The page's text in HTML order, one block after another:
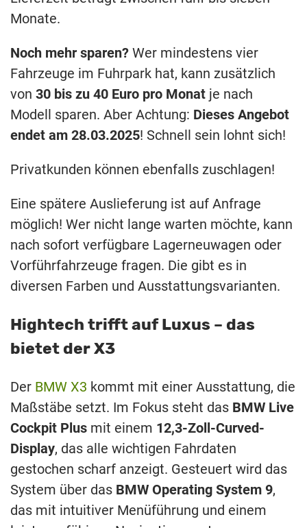
Monate.
Noch mehr sparen? Wer mindestens vier
Fahrzeuge im Fuhrpark hat, kann zusätzlich
von 30 bis zu 40 Euro pro Monat je nach
Modell sparen. Aber Achtung: Dieses Angebot
endet am 28.03.2025! Schnell sein lohnt sich!
Privatkunden können ebenfalls zuschlagen!
Eine spätere Auslieferung ist auf Anfrage
möglich! Wer nicht lange warten möchte, kann
nach sofort verfügbare Lagerneuwagen oder
Vorführfahrzeuge fragen. Die gibt es in
diversen Farben und Ausstattungsvarianten.
Hightech trifft auf Luxus – das
bietet der X3
Der BMW X3 kommt mit einer Ausstattung, die
Maßstäbe setzt. Im Fokus steht das BMW Live
Cockpit Plus mit einem 12,3-Zoll-Curved-
Display, das alle wichtigen Fahrdaten
gestochen scharf anzeigt. Gesteuert wird das
System über das BMW Operating System 9,
das mit intuitiver Menüführung und einem